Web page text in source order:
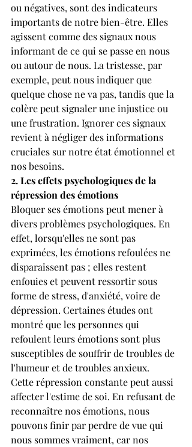
ou négatives, sont des indicateurs
importants de notre bien-être. Elles
agissent comme des signaux nous
informant de ce qui se passe en nous
ou autour de nous. La tristesse, par
exemple, peut nous indiquer que
quelque chose ne va pas, tandis que la
colère peut signaler une injustice ou
une frustration. Ignorer ces signaux
revient à négliger des informations
cruciales sur notre état émotionnel et
nos besoins.
2. Les effets psychologiques de la
répression des émotions
Bloquer ses émotions peut mener à
divers problèmes psychologiques. En
effet, lorsqu'elles ne sont pas
exprimées, les émotions refoulées ne
disparaissent pas ; elles restent
enfouies et peuvent ressortir sous
forme de stress, d'anxiété, voire de
dépression. Certaines études ont
montré que les personnes qui
refoulent leurs émotions sont plus
susceptibles de souffrir de troubles de
l'humeur et de troubles anxieux.
Cette répression constante peut aussi
affecter l'estime de soi. En refusant de
reconnaître nos émotions, nous
pouvons finir par perdre de vue qui
nous sommes vraiment, car nos